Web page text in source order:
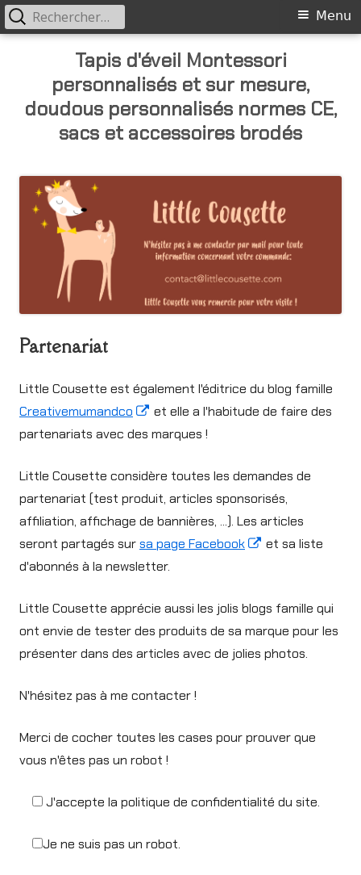
Tapis d'éveil Montessori
personnalisés et sur mesure,
doudous personnalisés normes CE,
sacs et accessoires brodés
Primary
Menu
Rechercher :
Partenariat
Little Cousette est également l'éditrice du blog famille
Creativemumandco
Opens
in
new
window
et elle a l'habitude de faire des
partenariats avec des marques !
Little Cousette considère toutes les demandes de
partenariat (test produit, articles sponsorisés,
affiliation, affichage de bannières, ...). Les articles
seront partagés sursa page Facebook
Opens
new
window
et sa liste
d'abonnés à la newsletter.
Little Cousette apprécie aussi les jolis blogs famille qui
ont envie de tester des produits de sa marque pour les
présenter dans des articles avec de jolies photos.
N'hésitez pas à me contacter !
Merci de cocher toutes les cases pour prouver que
vous n'êtes pas un robot !
J'accepte la politique de confidentialité du site.
Je ne suis pas un robot.